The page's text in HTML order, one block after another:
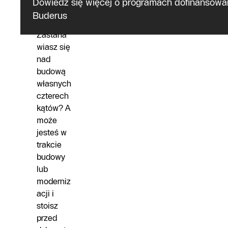
Dowiedz się więcej o programach
Buderus
Zastana
wiasz się
nad
budową
własnych
czterech
kątów? A
może
jesteś w
trakcie
budowy
lub
moderniz
acji i
stoisz
przed